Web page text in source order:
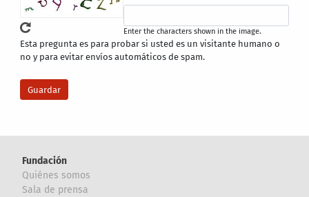
Enter the characters shown in the image.
Esta pregunta es para probar si usted es un visitante humano o
no y para evitar envíos automáticos de spam.
Fundación
Quiénes somos
Sala de prensa